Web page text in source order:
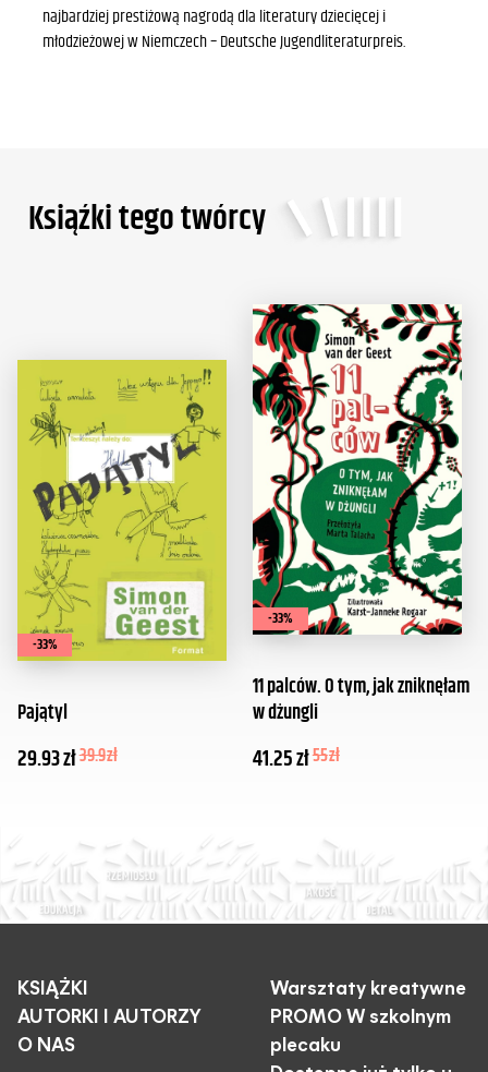
najbardziej prestiżową nagrodą dla literatury dziecięcej i
młodzieżowej w Niemczech – Deutsche Jugendliteraturpreis.
Ksiąźki tego twórcy
-33%
Pajątyl
29.93zł39.9zł
-33%
11 palców. O tym, jak zniknęłam
w dżungli
41.25zł55zł
KSIĄŻKI
AUTORKI I AUTORZY
O NAS
Warsztaty kreatywne
PROMO W szkolnym
plecaku